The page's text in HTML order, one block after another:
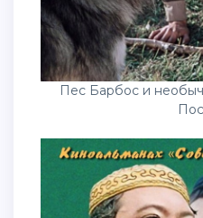
Пес Барбос и